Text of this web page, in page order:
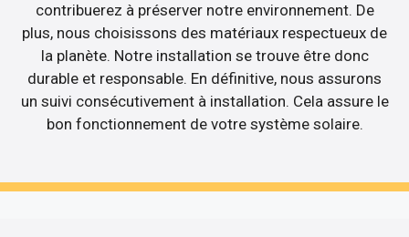
contribuerez à préserver notre environnement. De
plus, nous choisissons des matériaux respectueux de
la planète. Notre installation se trouve être donc
durable et responsable. En définitive, nous assurons
un suivi consécutivement à installation. Cela assure le
bon fonctionnement de votre système solaire.